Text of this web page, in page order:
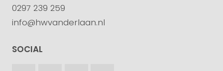
0297 239 259
info@hwvanderlaan.nl
SOCIAL